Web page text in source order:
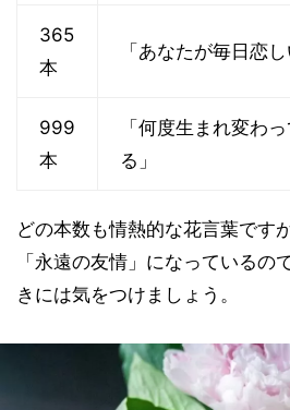
365
本
「あなたが毎日恋し
999
本
「何度生まれ変わ
る」
どの本数も情熱的な花言葉です
「永遠の友情」になっているの
きには気をつけましょう。